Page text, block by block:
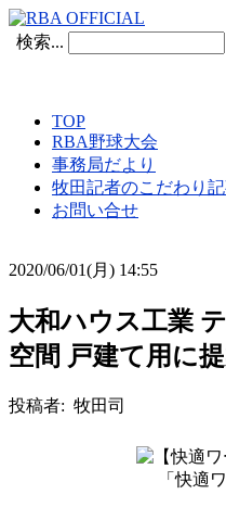
検索...
TOP
RBA野球大会
事務局だより
牧田記者のこだわり
お問い合せ
2020/06/01(月) 14:55
大和ハウス工業
空間 戸建て用に
投稿者: 牧田司
「快適